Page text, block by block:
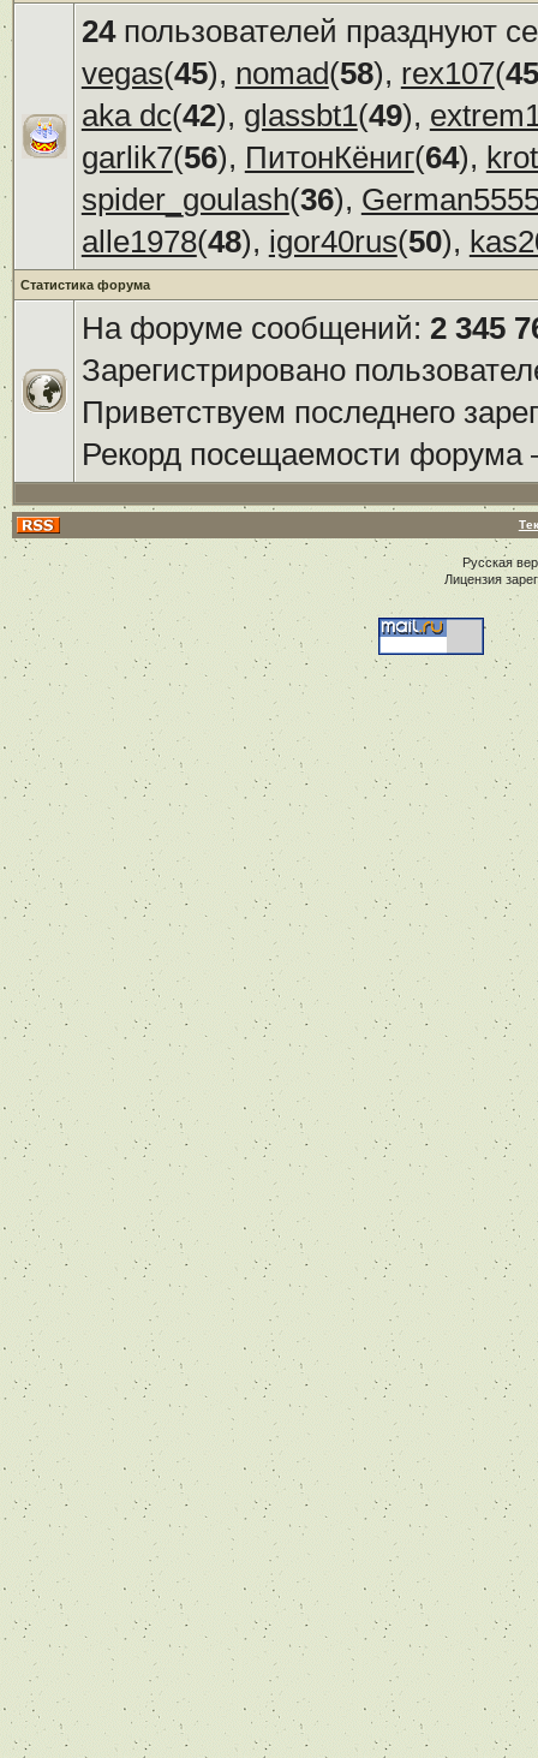
24пользователей празднуют
vegas(45), nomad(58), rex107(45
aka dc(42), glassbt1(49),
garlik7(56), ПитонКёниг(64),
spider_goulash(36),
alle1978(48), igor40rus(50),
Статистика форума
На форуме сообщений: 2 345
Зарегистрировано
Приветствуем последнего
Рекорд посещаемости
Русская
Лицензия